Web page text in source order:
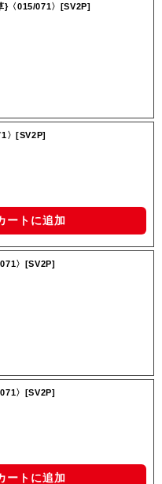
}〈015/071〉[SV2P]
〉[SV2P]
ートに追加
〉[SV2P]
〉[SV2P]
ートに追加